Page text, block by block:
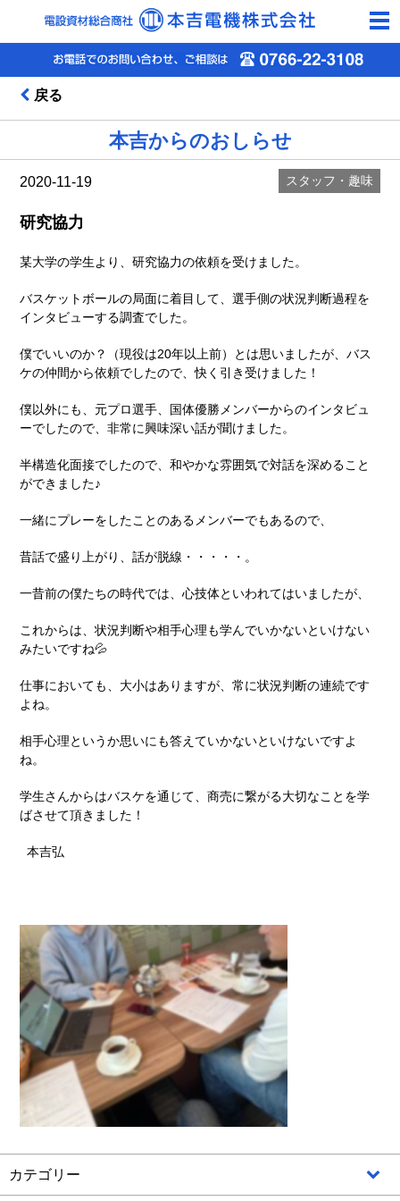
戻る
本吉からのおしらせ
2020-11-19 スタッフ・趣味
研究協力
某大学の学生より、研究協力の依頼を受けました。
バスケットボールの局面に着目して、選手側の状況判断過程を
インタビューする調査でした。
僕でいいのか？（現役は20年以上前）とは思いましたが、バス
ケの仲間から依頼でしたので、快く引き受けました！
僕以外にも、元プロ選手、国体優勝メンバーからのインタビュ
ーでしたので、非常に興味深い話が聞けました。
半構造化面接でしたので、和やかな雰囲気で対話を深めること
ができました♪
一緒にプレーをしたことのあるメンバーでもあるので、
昔話で盛り上がり、話が脱線・・・・・。
一昔前の僕たちの時代では、心技体といわれてはいましたが、
これからは、状況判断や相手心理も学んでいかないといけない
みたいですね💦
仕事においても、大小はありますが、常に状況判断の連続です
よね。
相手心理というか思いにも答えていかないといけないですよ
ね。
学生さんからはバスケを通じて、商売に繋がる大切なことを学
ばさせて頂きました！
本吉弘
カテゴリー